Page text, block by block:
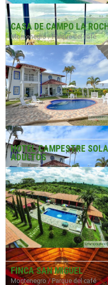
CASA DE CAMPO LA
Montenegro / Parque del café
HOTEL CAMPESTRE
ADULTOS
La Tebaida / Club Campestre
FINCA SAN MIGUEL
Montenegro / Parque del café